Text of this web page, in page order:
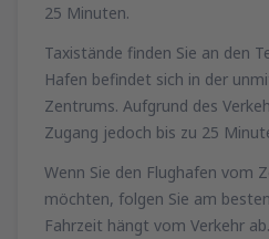
25 Minuten.
Taxistände finden Sie an den
Hafen befindet sich in der
Zentrums. Aufgrund des
Zugang jedoch bis zu 25
Wenn Sie den Flughafen vom
möchten, folgen Sie am
Fahrzeit hängt vom Verkehr